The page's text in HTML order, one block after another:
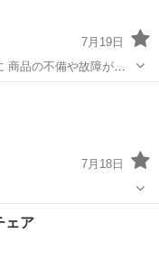
7月19日
商品の不備や故障があ
舗に お持ち込みいただ
際に発生した商品に関
7月18日
ェア